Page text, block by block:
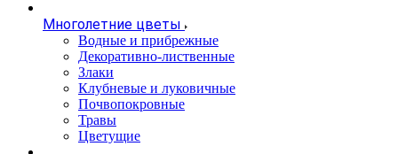
Многолетние цветы
Водные и прибрежные
Декоративно-лиственные
Злаки
Клубневые и луковичные
Почвопокровные
Травы
Цветущие